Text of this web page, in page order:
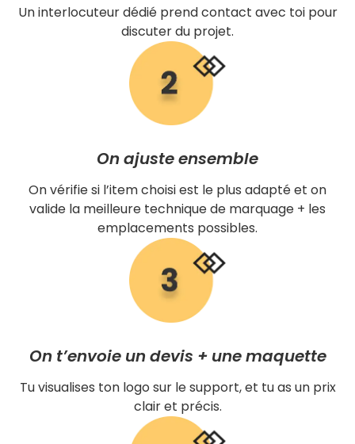
Un interlocuteur dédié prend contact avec toi pour
discuter du projet.
On ajuste ensemble
On vérifie si l’item choisi est le plus adapté et on
valide la meilleure technique de marquage + les
emplacements possibles.
On t’envoie un devis + une maquette
Tu visualises ton logo sur le support, et tu as un prix
clair et précis.